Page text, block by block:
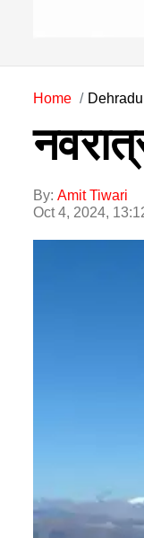
Home
By: Amit Tiwari
Oct 4, 2024,